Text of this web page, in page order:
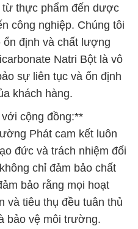
từ thực phẩm đến dược
công nghiệp. Chúng tôi
ổn định và chất lượng
Natri Bột là vô
sự liên tục và ổn định
khách hàng.
cộng đồng:**
Phát cam kết luôn
đức và trách nhiệm đối
chỉ đảm bảo chất
bảo rằng mọi hoạt
và tiêu thụ đều tuân thủ
bảo vệ môi trường.